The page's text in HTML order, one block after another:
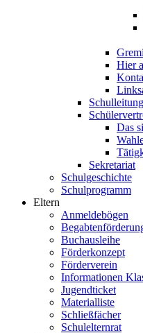
Hier
Schulleitung
Das
Sekretariat
Schulgeschichte
Schulprogramm
Eltern
Anmeldebögen
Buchausleihe
Förderkonzept
Förderverein
Informationen
Jugendticket
Materialliste
Schließfächer
Schulelternrat